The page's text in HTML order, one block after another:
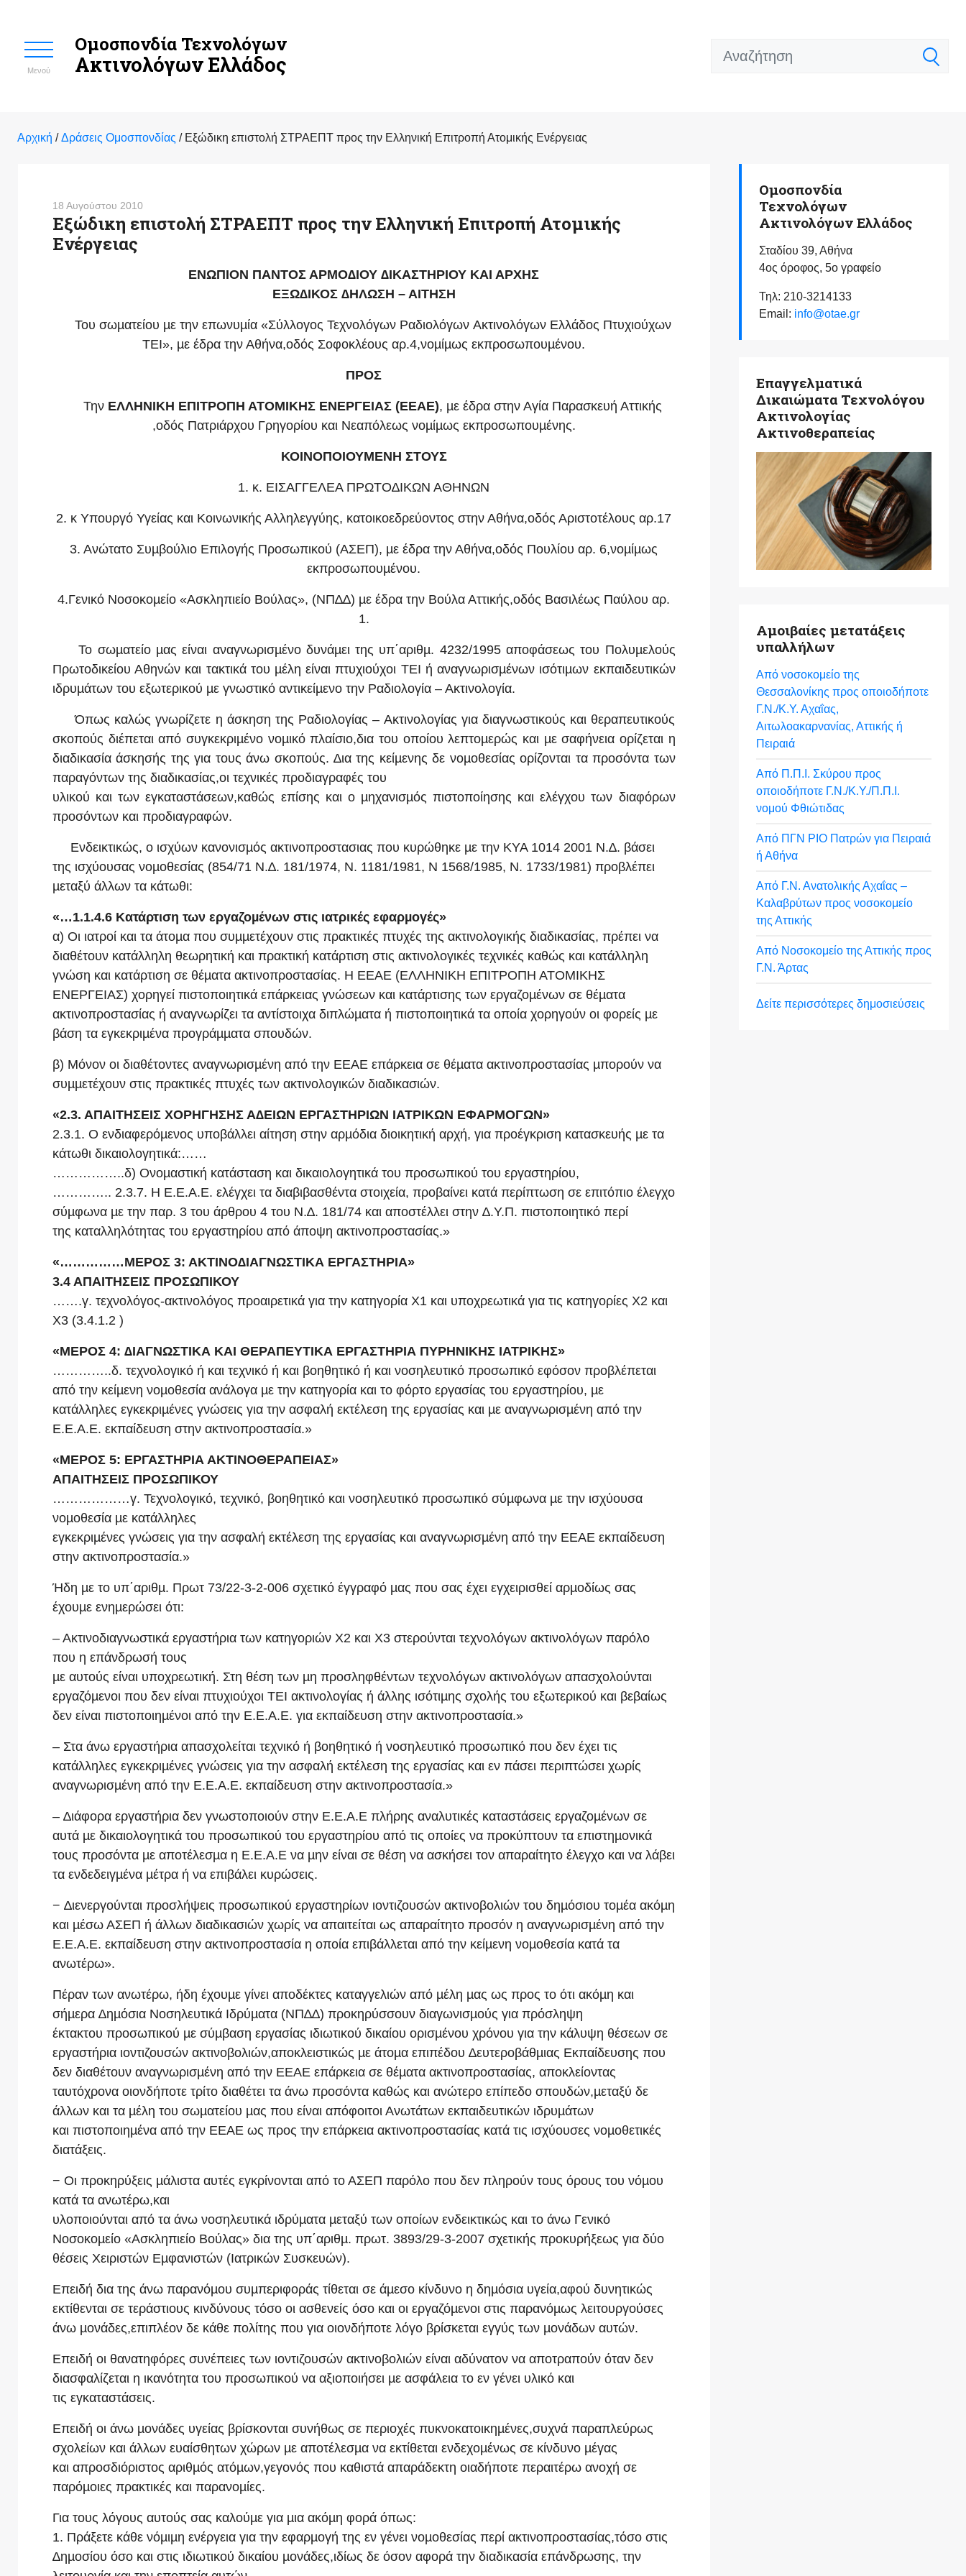
Μενού
Ομοσπονδία Τεχνολόγων
Ακτινολόγων Ελλάδος
Αρχική /Δράσεις Ομοσπονδίας / Εξώδικη επιστολή ΣΤΡΑΕΠΤ προς την Ελληνική Επιτροπή Ατομικής Ενέργειας
18 Αυγούστου 2010
Εξώδικη επιστολή ΣΤΡΑΕΠΤ προς την Ελληνική Επιτροπή Ατομικής
Ενέργειας
ΕΝΩΠΙΟΝ ΠΑΝΤΟΣ ΑΡΜΟ∆ΙΟΥ ∆ΙΚΑΣΤΗΡΙΟΥ ΚΑΙ ΑΡΧΗΣ
ΕΞΩ∆ΙΚΟΣ ∆ΗΛΩΣΗ – ΑΙΤΗΣΗ
Του σωµατείου µε την επωνυµία «Σύλλογος Τεχνολόγων Ραδιολόγων Ακτινολόγων Ελλάδος Πτυχιούχων
ΤΕΙ», µε έδρα την Αθήνα,οδός Σοφοκλέους αρ.4,νοµίµως εκπροσωπουµένου.
ΠΡΟΣ
Την ΕΛΛΗΝΙΚΗ ΕΠΙΤΡΟΠΗ ΑΤΟΜΙΚΗΣ ΕΝΕΡΓΕΙΑΣ (ΕΕΑΕ), µε έδρα στην Αγία Παρασκευή Αττικής
,οδός Πατριάρχου Γρηγορίου και Νεαπόλεως νοµίµως εκπροσωπουµένης.
ΚΟΙΝΟΠΟΙΟΥΜΕΝΗ ΣΤΟΥΣ
1. κ. ΕΙΣΑΓΓΕΛΕΑ ΠΡΩΤΟ∆ΙΚΩΝ ΑΘΗΝΩΝ
2. κ Υπουργό Υγείας και Κοινωνικής Αλληλεγγύης, κατοικοεδρεύοντος στην Αθήνα,οδός Αριστοτέλους αρ.17
3. Ανώτατο Συµβούλιο Επιλογής Προσωπικού (ΑΣΕΠ), µε έδρα την Αθήνα,οδός Πουλίου αρ. 6,νοµίµως
εκπροσωπουµένου.
4.Γενικό Νοσοκοµείο «Ασκληπιείο Βούλας», (ΝΠ∆∆) µε έδρα την Βούλα Αττικής,οδός Βασιλέως Παύλου αρ.
1.
Το σωµατείο µας είναι αναγνωρισµένο δυνάµει της υπ΄αριθµ. 4232/1995 αποφάσεως του Πολυµελούς
Πρωτοδικείου Αθηνών και τακτικά του µέλη είναι πτυχιούχοι ΤΕΙ ή αναγνωρισµένων ισότιµων εκπαιδευτικών
ιδρυµάτων του εξωτερικού µε γνωστικό αντικείµενο την Ραδιολογία – Ακτινολογία.
Όπως καλώς γνωρίζετε η άσκηση της Ραδιολογίας – Ακτινολογίας για διαγνωστικούς και θεραπευτικούς
σκοπούς διέπεται από συγκεκριµένο νοµικό πλαίσιο,δια του οποίου λεπτοµερώς και µε σαφήνεια ορίζεται η
διαδικασία άσκησής της για τους άνω σκοπούς. ∆ια της κείµενης δε νοµοθεσίας ορίζονται τα προσόντα των
παραγόντων της διαδικασίας,οι τεχνικές προδιαγραφές του
υλικού και των εγκαταστάσεων,καθώς επίσης και ο µηχανισµός πιστοποίησης και ελέγχου των διαφόρων
προσόντων και προδιαγραφών.
Ενδεικτικώς, ο ισχύων κανονισµός ακτινοπροστασιας που κυρώθηκε µε την ΚΥΑ 1014 2001 Ν.∆. βάσει
της ισχύουσας νοµοθεσίας (854/71 Ν.∆. 181/1974, Ν. 1181/1981, Ν 1568/1985, Ν. 1733/1981) προβλέπει
µεταξύ άλλων τα κάτωθι:
«…1.1.4.6 Κατάρτιση των εργαζοµένων στις ιατρικές εφαρµογές»
α) Οι ιατροί και τα άτοµα που συµµετέχουν στις πρακτικές πτυχές της ακτινολογικής διαδικασίας, πρέπει να
διαθέτουν κατάλληλη θεωρητική και πρακτική κατάρτιση στις ακτινολογικές τεχνικές καθώς και κατάλληλη
γνώση και κατάρτιση σε θέµατα ακτινοπροστασίας. Η ΕΕΑΕ (ΕΛΛΗΝΙΚΗ ΕΠΙΤΡΟΠΗ ΑΤΟΜΙΚΗΣ
ΕΝΕΡΓΕΙΑΣ) χορηγεί πιστοποιητικά επάρκειας γνώσεων και κατάρτισης των εργαζοµένων σε θέµατα
ακτινοπροστασίας ή αναγνωρίζει τα αντίστοιχα διπλώµατα ή πιστοποιητικά τα οποία χορηγούν οι φορείς µε
βάση τα εγκεκριµένα προγράµµατα σπουδών.
β) Μόνον οι διαθέτοντες αναγνωρισµένη από την ΕΕΑΕ επάρκεια σε θέµατα ακτινοπροστασίας µπορούν να
συµµετέχουν στις πρακτικές πτυχές των ακτινολογικών διαδικασιών.
«2.3. ΑΠΑΙΤΗΣΕΙΣ ΧΟΡΗΓΗΣΗΣ Α∆ΕΙΩΝ ΕΡΓΑΣΤΗΡΙΩΝ ΙΑΤΡΙΚΩΝ ΕΦΑΡΜΟΓΩΝ»
2.3.1. Ο ενδιαφερόµενος υποβάλλει αίτηση στην αρµόδια διοικητική αρχή, για προέγκριση κατασκευής µε τα
κάτωθι δικαιολογητικά:……
……………..δ) Ονοµαστική κατάσταση και δικαιολογητικά του προσωπικού του εργαστηρίου,
………….. 2.3.7. Η Ε.Ε.Α.Ε. ελέγχει τα διαβιβασθέντα στοιχεία, προβαίνει κατά περίπτωση σε επιτόπιο έλεγχο
σύµφωνα µε την παρ. 3 του άρθρου 4 του Ν.∆. 181/74 και αποστέλλει στην ∆.Υ.Π. πιστοποιητικό περί
της καταλληλότητας του εργαστηρίου από άποψη ακτινοπροστασίας.»
«……………ΜΕΡΟΣ 3: ΑΚΤΙΝΟ∆ΙΑΓΝΩΣΤΙΚΑ ΕΡΓΑΣΤΗΡΙΑ»
3.4 ΑΠΑΙΤΗΣΕΙΣ ΠΡΟΣΩΠΙΚΟΥ
…….γ. τεχνολόγος-ακτινολόγος προαιρετικά για την κατηγορία Χ1 και υποχρεωτικά για τις κατηγορίες Χ2 και
Χ3 (3.4.1.2 )
«ΜΕΡΟΣ 4: ∆ΙΑΓΝΩΣΤΙΚΑ ΚΑΙ ΘΕΡΑΠΕΥΤΙΚΑ ΕΡΓΑΣΤΗΡΙΑ ΠΥΡΗΝΙΚΗΣ ΙΑΤΡΙΚΗΣ»
…………..δ. τεχνολογικό ή και τεχνικό ή και βοηθητικό ή και νοσηλευτικό προσωπικό εφόσον προβλέπεται
από την κείµενη νοµοθεσία ανάλογα µε την κατηγορία και το φόρτο εργασίας του εργαστηρίου, µε
κατάλληλες εγκεκριµένες γνώσεις για την ασφαλή εκτέλεση της εργασίας και µε αναγνωρισµένη από την
Ε.Ε.Α.Ε. εκπαίδευση στην ακτινοπροστασία.»
«ΜΕΡΟΣ 5: ΕΡΓΑΣΤΗΡΙΑ ΑΚΤΙΝΟΘΕΡΑΠΕΙΑΣ»
ΑΠΑΙΤΗΣΕΙΣ ΠΡΟΣΩΠΙΚΟΥ
………………γ. Τεχνολογικό, τεχνικό, βοηθητικό και νοσηλευτικό προσωπικό σύµφωνα µε την ισχύουσα
νοµοθεσία µε κατάλληλες
εγκεκριµένες γνώσεις για την ασφαλή εκτέλεση της εργασίας και αναγνωρισµένη από την ΕΕΑΕ εκπαίδευση
στην ακτινοπροστασία.»
Ήδη µε το υπ΄αριθµ. Πρωτ 73/22-3-2-006 σχετικό έγγραφό µας που σας έχει εγχειρισθεί αρµοδίως σας
έχουµε ενηµερώσει ότι:
– Ακτινοδιαγνωστικά εργαστήρια των κατηγοριών Χ2 και Χ3 στερούνται τεχνολόγων ακτινολόγων παρόλο
που η επάνδρωσή τους
µε αυτούς είναι υποχρεωτική. Στη θέση των µη προσληφθέντων τεχνολόγων ακτινολόγων απασχολούνται
εργαζόµενοι που δεν είναι πτυχιούχοι ΤΕΙ ακτινολογίας ή άλλης ισότιµης σχολής του εξωτερικού και βεβαίως
δεν είναι πιστοποιηµένοι από την Ε.Ε.Α.Ε. για εκπαίδευση στην ακτινοπροστασία.»
– Στα άνω εργαστήρια απασχολείται τεχνικό ή βοηθητικό ή νοσηλευτικό προσωπικό που δεν έχει τις
κατάλληλες εγκεκριµένες γνώσεις για την ασφαλή εκτέλεση της εργασίας και εν πάσει περιπτώσει χωρίς
αναγνωρισµένη από την Ε.Ε.Α.Ε. εκπαίδευση στην ακτινοπροστασία.»
– ∆ιάφορα εργαστήρια δεν γνωστοποιούν στην Ε.Ε.Α.Ε πλήρης αναλυτικές καταστάσεις εργαζοµένων σε
αυτά µε δικαιολογητικά του προσωπικού του εργαστηρίου από τις οποίες να προκύπτουν τα επιστηµονικά
τους προσόντα µε αποτέλεσµα η Ε.Ε.Α.Ε να µην είναι σε θέση να ασκήσει τον απαραίτητο έλεγχο και να λάβει
τα ενδεδειγµένα µέτρα ή να επιβάλει κυρώσεις.
− ∆ιενεργούνται προσλήψεις προσωπικού εργαστηρίων ιοντιζουσών ακτινοβολιών του δηµόσιου τοµέα ακόµη
και µέσω ΑΣΕΠ ή άλλων διαδικασιών χωρίς να απαιτείται ως απαραίτητο προσόν η αναγνωρισµένη από την
Ε.Ε.Α.Ε. εκπαίδευση στην ακτινοπροστασία η οποία επιβάλλεται από την κείµενη νοµοθεσία κατά τα
ανωτέρω».
Πέραν των ανωτέρω, ήδη έχουµε γίνει αποδέκτες καταγγελιών από µέλη µας ως προς το ότι ακόµη και
σήµερα ∆ηµόσια Νοσηλευτικά Ιδρύµατα (ΝΠ∆∆) προκηρύσσουν διαγωνισµούς για πρόσληψη
έκτακτου προσωπικού µε σύµβαση εργασίας ιδιωτικού δικαίου ορισµένου χρόνου για την κάλυψη θέσεων σε
εργαστήρια ιοντιζουσών ακτινοβολιών,αποκλειστικώς µε άτοµα επιπέδου ∆ευτεροβάθµιας Εκπαίδευσης που
δεν διαθέτουν αναγνωρισµένη από την ΕΕΑΕ επάρκεια σε θέµατα ακτινοπροστασίας, αποκλείοντας
ταυτόχρονα οιονδήποτε τρίτο διαθέτει τα άνω προσόντα καθώς και ανώτερο επίπεδο σπουδών,µεταξύ δε
άλλων και τα µέλη του σωµατείου µας που είναι απόφοιτοι Ανωτάτων εκπαιδευτικών ιδρυµάτων
και πιστοποιηµένα από την ΕΕΑΕ ως προς την επάρκεια ακτινοπροστασίας κατά τις ισχύουσες νοµοθετικές
διατάξεις.
− Οι προκηρύξεις µάλιστα αυτές εγκρίνονται από το ΑΣΕΠ παρόλο που δεν πληρούν τους όρους του νόµου
κατά τα ανωτέρω,και
υλοποιούνται από τα άνω νοσηλευτικά ιδρύµατα µεταξύ των οποίων ενδεικτικώς και το άνω Γενικό
Νοσοκοµείο «Ασκληπιείο Βούλας» δια της υπ΄αριθµ. πρωτ. 3893/29-3-2007 σχετικής προκυρήξεως για δύο
θέσεις Χειριστών Εµφανιστών (Ιατρικών Συσκευών).
Επειδή δια της άνω παρανόµου συµπεριφοράς τίθεται σε άµεσο κίνδυνο η δηµόσια υγεία,αφού δυνητικώς
εκτίθενται σε τεράστιους κινδύνους τόσο οι ασθενείς όσο και οι εργαζόµενοι στις παρανόµως λειτουργούσες
άνω µονάδες,επιπλέον δε κάθε πολίτης που για οιονδήποτε λόγο βρίσκεται εγγύς των µονάδων αυτών.
Επειδή οι θανατηφόρες συνέπειες των ιοντιζουσών ακτινοβολιών είναι αδύνατον να αποτραπούν όταν δεν
διασφαλίζεται η ικανότητα του προσωπικού να αξιοποιήσει µε ασφάλεια το εν γένει υλικό και
τις εγκαταστάσεις.
Επειδή οι άνω µονάδες υγείας βρίσκονται συνήθως σε περιοχές πυκνοκατοικηµένες,συχνά παραπλεύρως
σχολείων και άλλων ευαίσθητων χώρων µε αποτέλεσµα να εκτίθεται ενδεχοµένως σε κίνδυνο µέγας
και απροσδιόριστος αριθµός ατόµων,γεγονός που καθιστά απαράδεκτη οιαδήποτε περαιτέρω ανοχή σε
παρόµοιες πρακτικές και παρανοµίες.
Για τους λόγους αυτούς σας καλούµε για µια ακόµη φορά όπως:
1. Πράξετε κάθε νόµιµη ενέργεια για την εφαρµογή της εν γένει νοµοθεσίας περί ακτινοπροστασίας,τόσο στις
∆ηµοσίου όσο και στις ιδιωτικού δικαίου µονάδες,ιδίως δε όσον αφορά την διαδικασία επάνδρωσης, την
Ομοσπονδία
Τεχνολόγων
Ακτινολόγων Ελλάδος
Σταδίου 39, Αθήνα
4ος όροφος, 5ο γραφείο
Τηλ: 210-3214133
Email: info@otae.gr
Επαγγελματικά
Δικαιώματα Τεχνολόγου
Ακτινολογίας
Ακτινοθεραπείας
Αμοιβαίες μετατάξεις
υπαλλήλων
Από νοσοκομείο της
Θεσσαλονίκης προς οποιοδήποτε
Γ.Ν./Κ.Υ. Αχαΐας,
Αιτωλοακαρνανίας, Αττικής ή
Πειραιά
Από Π.Π.Ι. Σκύρου προς
οποιοδήποτε Γ.Ν./Κ.Υ./Π.Π.Ι.
νομού Φθιώτιδας
Από ΠΓΝ ΡΙΟ Πατρών για Πειραιά
ή Αθήνα
Από Γ.Ν. Ανατολικής Αχαΐας –
Καλαβρύτων προς νοσοκομείο
της Αττικής
Από Νοσοκομείο της Αττικής προς
Γ.Ν. Άρτας
Δείτε περισσότερες δημοσιεύσεις